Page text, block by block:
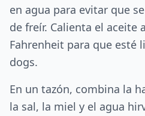
en agua para evitar que
de freír. Calienta el aceite
Fahrenheit para que esté
dogs.
En un tazón, combina la
la sal, la miel y el agua